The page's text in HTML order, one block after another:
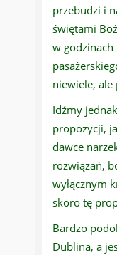
przebudzi i
świętami
w godzinach
niewiele, ale
Idźmy
propozycji,
dawce
rozwiązań,
wyłącznym
skoro tę
Bardzo
Dublina, a